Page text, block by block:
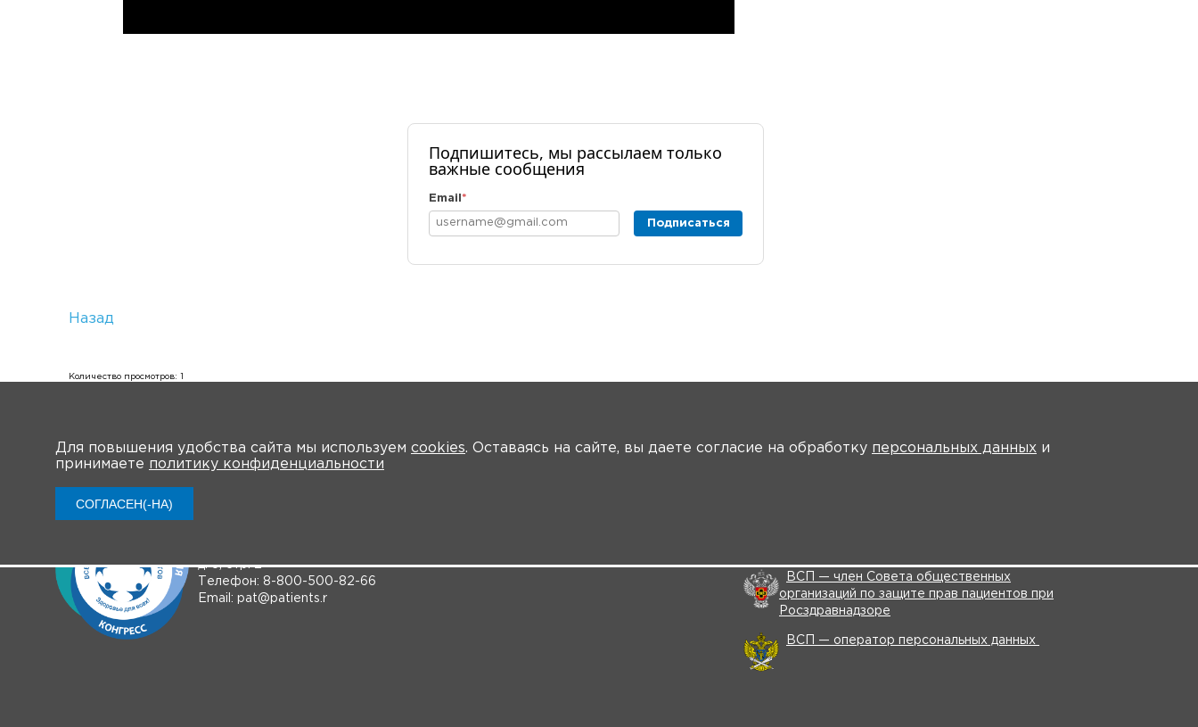
Подпишитесь, мы рассылаем только
важные сообщения
Email *
Подписаться
Назад
Количество просмотров: 1
Для повышения удобства сайта мы используем cookies. Оставаясь на сайте, вы даете согласие на обработку персональных данных и
принимаете политику конфиденциальности
СОГЛАСЕН(-НА)
д. 5, стр. 2
Телефон: 8-800-500-82-66
Email: pat@patients.r
ВСП — член Совета общественных
организаций по защите прав пациентов при
Росздравнадзоре
ВСП — оператор персональных данных